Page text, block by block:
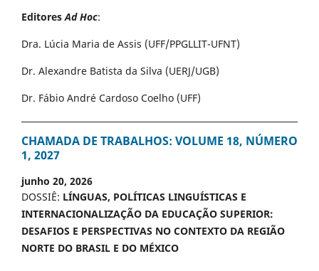
EditoresAd Hoc:
Dra. Lúcia Maria de Assis (UFF/PPGLLIT-UFNT)
Dr. Alexandre Batista da Silva (UERJ/UGB)
Dr. Fábio André Cardoso Coelho (UFF)
CHAMADA DE TRABALHOS: VOLUME 18, NÚMERO
1, 2027
junho 20, 2026
DOSSIÊ: LÍNGUAS, POLÍTICAS LINGUÍSTICAS E
INTERNACIONALIZAÇÃO DA EDUCAÇÃO SUPERIOR:
DESAFIOS E PERSPECTIVAS NO CONTEXTO DA REGIÃO
NORTE DO BRASIL E DO MÉXICO